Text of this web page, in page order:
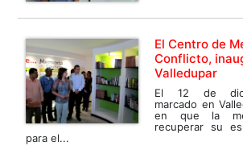
El Centro de
Conflicto,
Valledupar
El 12 de
marcado en
en que la
recuperar su
para el...